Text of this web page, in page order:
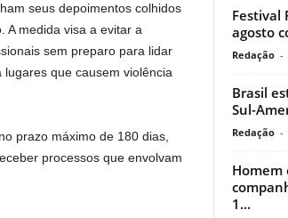
seus depoimentos colhidos
A medida visa a evitar a
sem preparo para lidar
que causem violência
prazo máximo de 180 dias,
processos que envolvam
Festival
agosto
Redação -
Brasil
Sul-
Redação -
Homem
1...